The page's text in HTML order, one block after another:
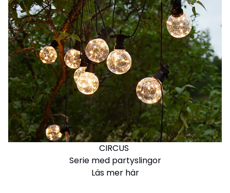
CIRCUS
Serie med partyslingor
Läs mer här